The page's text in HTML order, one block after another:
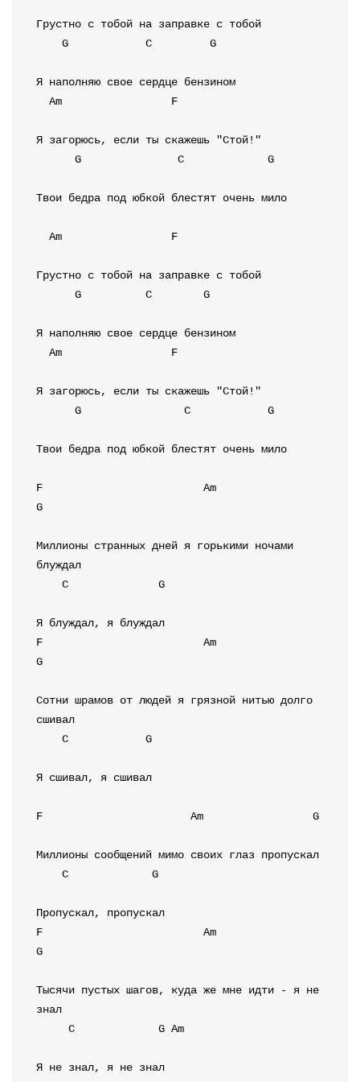
G
C G
Am
F
G
C G
Твои бедра под юбкой блестят очень мило
Am F
G
C G
Am
F
G
C G
Твои бедра под юбкой блестят очень мило
F
Am
G
Миллионы странных дней я горькими ночами
C
G
F
Am
G
Сотни шрамов от людей я грязной нитью долго
C
G
Я сшивал, я сшивал
F Am G
C
G
F
Am
G
Тысячи пустых шагов, куда же мне идти - я не
C
G Am